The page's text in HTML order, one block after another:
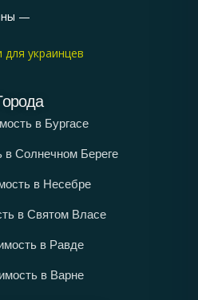
—
украинцев
в Бургасе
Солнечном Береге
в Несебре
в Святом Власе
в Равде
в Варне